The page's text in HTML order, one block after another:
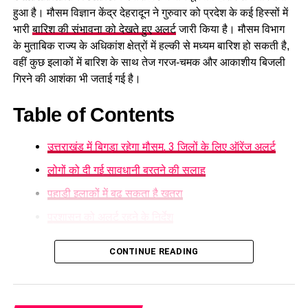
9 और 10 अगस्त को देहरादून, नैनीताल, पिथौरागढ़, रुद्रप्रयाग, चमोली,
बागेश्वर, उत्तरकाशी और चंपावत में कई जगहों पर भारी बारिश होने की
हुआ है। मौसम विज्ञान केंद्र देहरादून ने गुरुवार को प्रदेश के कई हिस्सों में
भारीबारिश की संभावना को देखते हुए अलर्टजारी किया है। मौसम विभाग
के मुताबिक राज्य के अधिकांश क्षेत्रों में हल्की से मध्यम बारिश हो सकती है,
वहीं कुछ इलाकों में बारिश के साथ तेज गरज-चमक और आकाशीय बिजली
गिरने की आशंका भी जताई गई है।
Table of Contents
उत्तराखंड में बिगड़ा रहेगा मौसम, 3 जिलों के लिए ऑरेंज अलर्ट
लोगों को दी गई सावधानी बरतने की सलाह
पहाड़ी इलाकों में बढ़ सकता है खतरा
उत्तराखंड में बिगड़ा रहेगा मौसम, 3 जिलों के लिए
CONTINUE READING